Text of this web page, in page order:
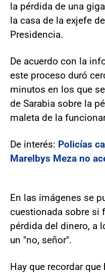
la pérdida de una
la casa de la exjefe
Presidencia.
De acuerdo con la
este proceso duró
minutos en los que
de Sarabia sobre la
maleta de la
De interés: Policías
Marelbys Meza no
En las imágenes se
cuestionada sobre si
pérdida del dinero, a
un "no, señor".
Hay que recordar que